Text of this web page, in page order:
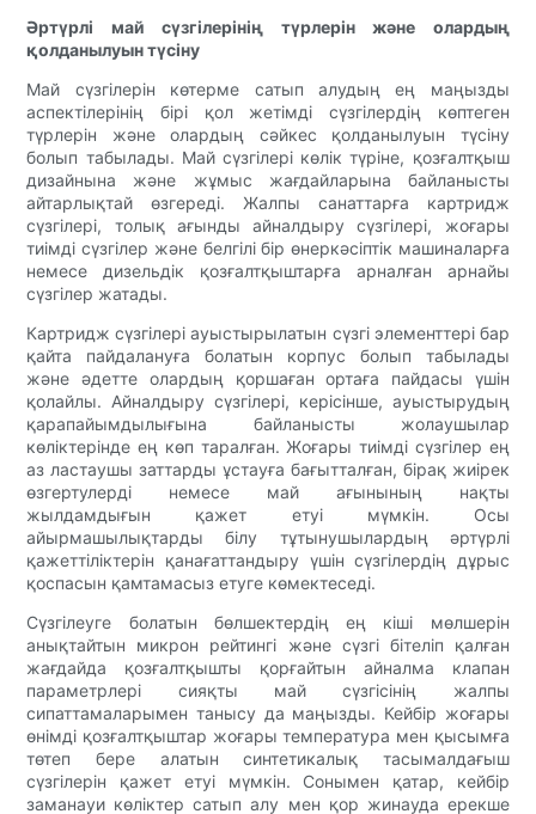
Әртүрлі май сүзгілерінің түрлерін және олардың
қолданылуын түсіну
Май сүзгілерін көтерме сатып алудың ең маңызды
аспектілерінің бірі қол жетімді сүзгілердің көптеген
түрлерін және олардың сәйкес қолданылуын түсіну
болып табылады. Май сүзгілері көлік түріне, қозғалтқыш
дизайнына және жұмыс жағдайларына байланысты
айтарлықтай өзгереді. Жалпы санаттарға картридж
сүзгілері, толық ағынды айналдыру сүзгілері, жоғары
тиімді сүзгілер және белгілі бір өнеркәсіптік машиналарға
немесе дизельдік қозғалтқыштарға арналған арнайы
сүзгілер жатады.
Картридж сүзгілері ауыстырылатын сүзгі элементтері бар
қайта пайдалануға болатын корпус болып табылады
және әдетте олардың қоршаған ортаға пайдасы үшін
қолайлы. Айналдыру сүзгілері, керісінше, ауыстырудың
қарапайымдылығына байланысты жолаушылар
көліктерінде ең көп таралған. Жоғары тиімді сүзгілер ең
аз ластаушы заттарды ұстауға бағытталған, бірақ жиірек
өзгертулерді немесе май ағынының нақты
жылдамдығын қажет етуі мүмкін. Осы
айырмашылықтарды білу тұтынушылардың әртүрлі
қажеттіліктерін қанағаттандыру үшін сүзгілердің дұрыс
қоспасын қамтамасыз етуге көмектеседі.
Сүзгілеуге болатын бөлшектердің ең кіші мөлшерін
анықтайтын микрон рейтингі және сүзгі бітеліп қалған
жағдайда қозғалтқышты қорғайтын айналма клапан
параметрлері сияқты май сүзгісінің жалпы
сипаттамаларымен танысу да маңызды. Кейбір жоғары
өнімді қозғалтқыштар жоғары температура мен қысымға
төтеп бере алатын синтетикалық тасымалдағыш
сүзгілерін қажет етуі мүмкін. Сонымен қатар, кейбір
заманауи көліктер сатып алу мен қор жинауда ерекше